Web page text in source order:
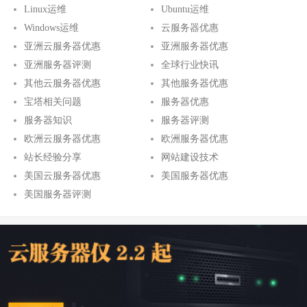
Linux运维
Ubuntu运维
Windows运维
云服务器优惠
亚洲云服务器优惠
亚洲服务器优惠
亚洲服务器评测
全球行业快讯
其他云服务器优惠
其他服务器优惠
宝塔相关问题
服务器优惠
服务器知识
服务器评测
欧洲云服务器优惠
欧洲服务器优惠
站长经验分享
网站建设技术
美国云服务器优惠
美国服务器优惠
美国服务器评测